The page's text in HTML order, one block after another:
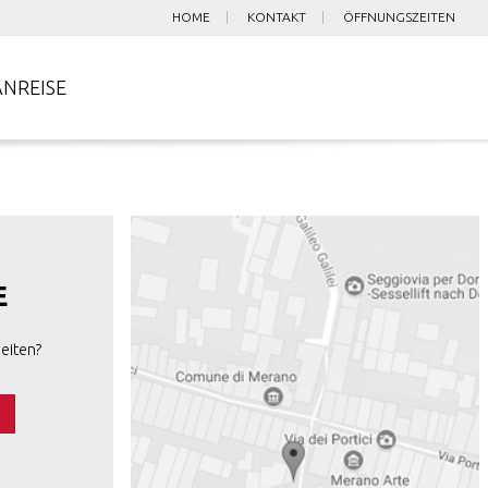
HOME KONTAKT ÖFFNUNGSZEITEN